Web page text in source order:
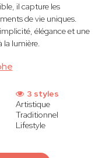
il capture les
de vie uniques.
élégance et une
la lumière.
3 styles
Artistique
Traditionnel
Lifestyle